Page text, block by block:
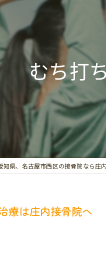
頚椎、背骨、骨盤
ハイボルテージ・
鍼灸(はり、きゅう)
悪阻・安産・逆子
交通事故治療
お悩み別の治療
むち打
知県、名古屋市西区の接骨院なら庄
療は庄内接骨院へ